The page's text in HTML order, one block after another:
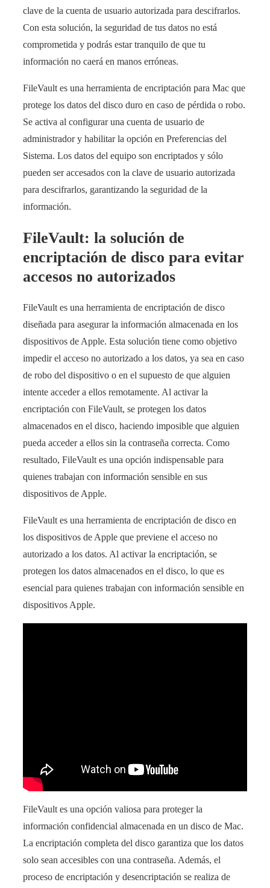
clave de la cuenta de usuario autorizada para descifrarlos.
Con esta solución, la seguridad de tus datos no está
comprometida y podrás estar tranquilo de que tu
información no caerá en manos erróneas.
FileVault es una herramienta de encriptación para Mac que
protege los datos del disco duro en caso de pérdida o robo.
Se activa al configurar una cuenta de usuario de
administrador y habilitar la opción en Preferencias del
Sistema. Los datos del equipo son encriptados y sólo
pueden ser accesados con la clave de usuario autorizada
para descifrarlos, garantizando la seguridad de la
información.
FileVault: la solución de
encriptación de disco para evitar
accesos no autorizados
FileVault es una herramienta de encriptación de disco
diseñada para asegurar la información almacenada en los
dispositivos de Apple. Esta solución tiene como objetivo
impedir el acceso no autorizado a los datos, ya sea en caso
de robo del dispositivo o en el supuesto de que alguien
intente acceder a ellos remotamente. Al activar la
encriptación con FileVault, se protegen los datos
almacenados en el disco, haciendo imposible que alguien
pueda acceder a ellos sin la contraseña correcta. Como
resultado, FileVault es una opción indispensable para
quienes trabajan con información sensible en sus
dispositivos de Apple.
FileVault es una herramienta de encriptación de disco en
los dispositivos de Apple que previene el acceso no
autorizado a los datos. Al activar la encriptación, se
protegen los datos almacenados en el disco, lo que es
esencial para quienes trabajan con información sensible en
dispositivos Apple.
FileVault es una opción valiosa para proteger la
información confidencial almacenada en un disco de Mac.
La encriptación completa del disco garantiza que los datos
solo sean accesibles con una contraseña. Además, el
proceso de encriptación y desencriptación se realiza de